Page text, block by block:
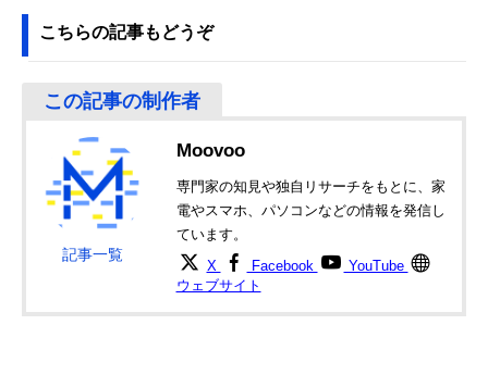
ト K88012CPN
Amazonで見る
ファーバーカステ
ル カラーグリップ
水彩色鉛筆 36色
缶入 112435
やすい水性芯と軸
高さ13.5mm
ステッドラー
(STAEDTLER) ノ
長く描ける芯折れ
205×200×10mm
こちらの記事もどうぞ
記事一覧
Moovoo
専門家の知見や独自リサーチをもとに、家
電やスマホ、パソコンなどの情報を発信し
ています。
X Facebook
YouTube
ウェブサイト